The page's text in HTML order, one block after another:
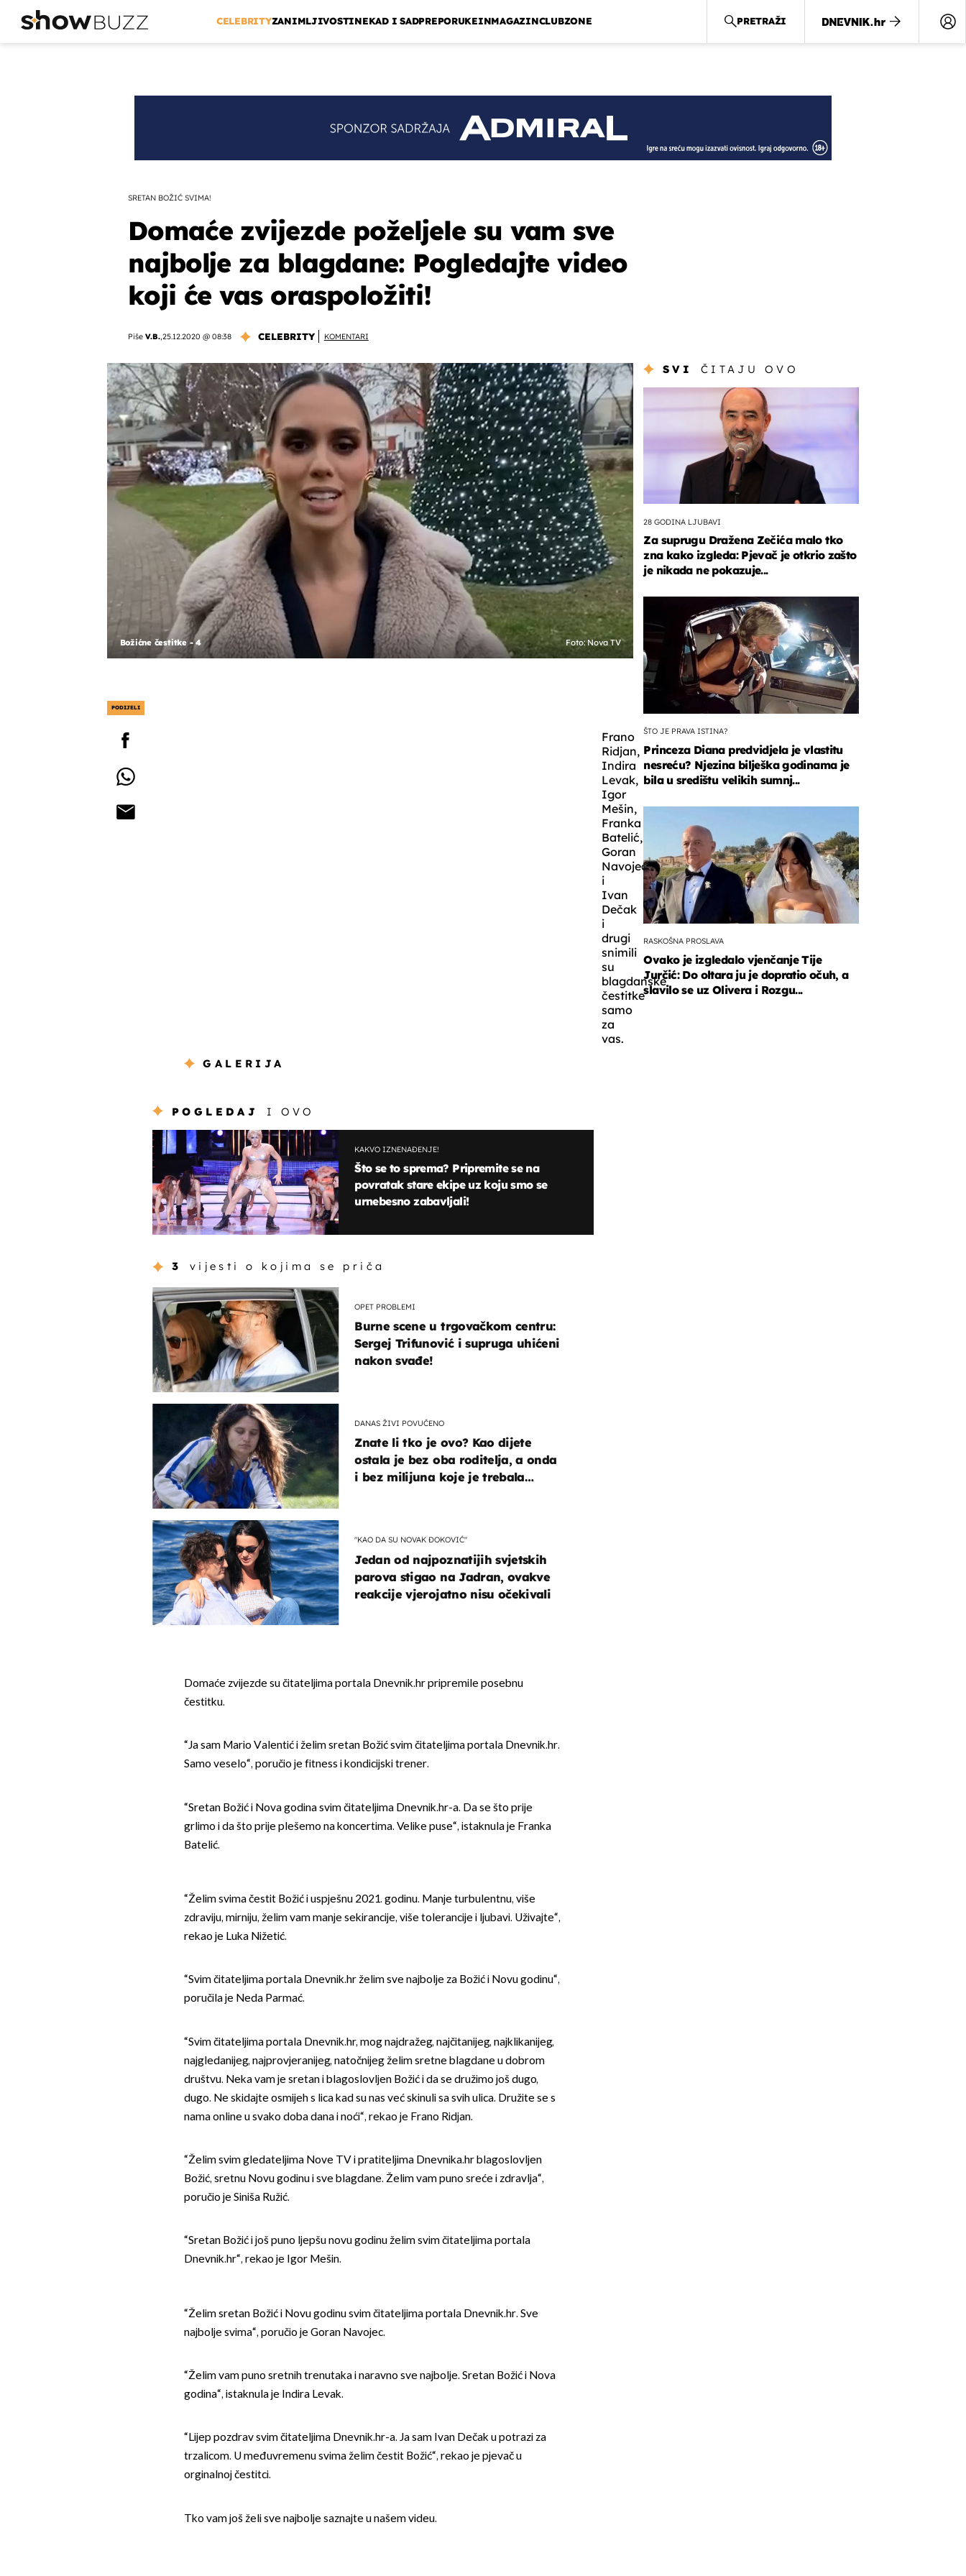
CELEBRITYZANIMLJIVOSTINEKAD I SADPREPORUKEINMAGAZINCLUBZONE PRETRAŽI
SRETAN BOŽIĆ SVIMA!
Domaće zvijezde poželjele su vam sve
najbolje za blagdane: Pogledajte video
koji će vas oraspoložiti!
Piše V.B.,25.12.2020 @ 08:38 CELEBRITY KOMENTARI
Božićne čestitke - 4 Foto: Nova TV
PODIJELI
Frano
Ridjan,
Indira
Levak,
Igor
Mešin,
Franka
Batelić,
Goran
Navojec
i
Ivan
Dečak
i
drugi
snimili
su
blagdanske
čestitke
samo
za
vas.
GALERIJA
POGLEDAJ I OVO
KAKVO IZNENAĐENJE!
Što se to sprema? Pripremite se na
povratak stare ekipe uz koju smo se
urnebesno zabavljali!
3 vijesti o kojima se priča
OPET PROBLEMI
Burne scene u trgovačkom centru:
Sergej Trifunović i supruga uhićeni
nakon svađe!
DANAS ŽIVI POVUČENO
Znate li tko je ovo? Kao dijete
ostala je bez oba roditelja, a onda
i bez milijuna koje je trebala
"KAO DA SU NOVAK ĐOKOVIĆ"
Jedan od najpoznatijih svjetskih
parova stigao na Jadran, ovakve
reakcije vjerojatno nisu očekivali
Domaće zvijezde su čitateljima portala Dnevnik.hr pripremile posebnu
čestitku.
“Ja sam Mario Valentić i želim sretan Božić svim čitateljima portala Dnevnik.hr.
Samo veselo“, poručio je fitness i kondicijski trener.
“Sretan Božić i Nova godina svim čitateljima Dnevnik.hr-a. Da se što prije
grlimo i da što prije plešemo na koncertima. Velike puse“, istaknula je Franka
Batelić.
“Želim svima čestit Božić i uspješnu 2021. godinu. Manje turbulentnu, više
zdraviju, mirniju, želim vam manje sekirancije, više tolerancije i ljubavi. Uživajte“,
rekao je Luka Nižetić.
“Svim čitateljima portala Dnevnik.hr želim sve najbolje za Božić i Novu godinu“,
poručila je Neda Parmać.
“Svim čitateljima portala Dnevnik.hr, mog najdražeg, najčitanijeg, najklikanijeg,
najgledanijeg, najprovjeranijeg, natočnijeg želim sretne blagdane u dobrom
društvu. Neka vam je sretan i blagoslovljen Božić i da se družimo još dugo,
dugo. Ne skidajte osmijeh s lica kad su nas već skinuli sa svih ulica. Družite se s
nama online u svako doba dana i noći“, rekao je Frano Ridjan.
“Želim svim gledateljima Nove TV i pratiteljima Dnevnika.hr blagoslovljen
Božić, sretnu Novu godinu i sve blagdane. Želim vam puno sreće i zdravlja“,
poručio je Siniša Ružić.
“Sretan Božić i još puno ljepšu novu godinu želim svim čitateljima portala
Dnevnik.hr“, rekao je Igor Mešin.
“Želim sretan Božić i Novu godinu svim čitateljima portala Dnevnik.hr. Sve
najbolje svima“, poručio je Goran Navojec.
“Želim vam puno sretnih trenutaka i naravno sve najbolje. Sretan Božić i Nova
godina“, istaknula je Indira Levak.
“Lijep pozdrav svim čitateljima Dnevnik.hr-a. Ja sam Ivan Dečak u potrazi za
trzalicom. U međuvremenu svima želim čestit Božić“, rekao je pjevač u
orginalnoj čestitci.
Tko vam još želi sve najbolje saznajte u našem videu.
SVI ČITAJU OVO
28 GODINA LJUBAVI
Za suprugu Dražena Zečića malo tko
zna kako izgleda: Pjevač je otkrio zašto
je nikada ne pokazuje...
ŠTO JE PRAVA ISTINA?
Princeza Diana predvidjela je vlastitu
nesreću? Njezina bilješka godinama je
bila u središtu velikih sumnj...
RASKOŠNA PROSLAVA
Ovako je izgledalo vjenčanje Tije
Jurčić: Do oltara ju je dopratio očuh, a
slavilo se uz Olivera i Rozgu...
OMOGUĆI OBAVIJESTI